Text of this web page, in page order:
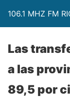
106.1 MHZ FM
Las
a las
89,5 por